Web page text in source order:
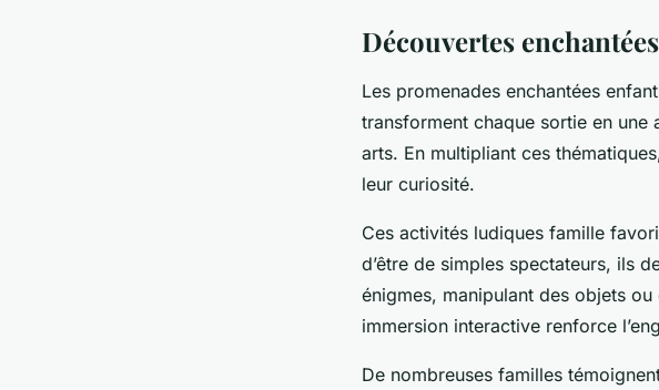
Découvertes
Les promenades enchantées
transforment chaque sortie en une
arts. En multipliant ces
leur curiosité.
Ces activités ludiques famille
d’être de simples spectateurs, ils
énigmes, manipulant des objets
immersion interactive renforce
De nombreuses familles